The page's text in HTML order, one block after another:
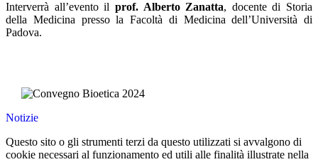
Interverrà all’evento il prof. Alberto Zanatta, docente di Storia
della Medicina presso la Facoltà di Medicina dell’Università di
Padova.
Notizie
Questo sito o gli strumenti terzi da questo utilizzati si avvalgono di
cookie necessari al funzionamento ed utili alle finalità illustrate nella